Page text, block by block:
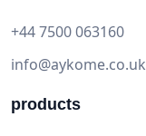
+44 7500 063160
info@aykome.co.uk
products